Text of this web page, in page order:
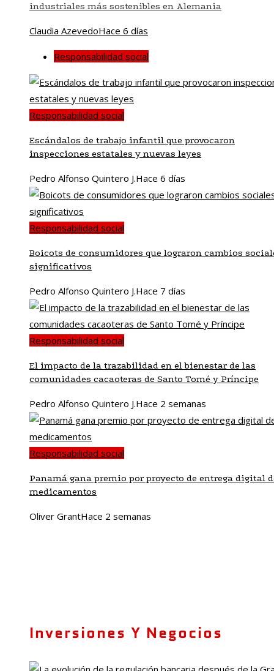
industriales más sostenibles en Alemania
Claudia AzevedoHace 6 días
Responsabilidad social
Responsabilidad social
Escándalos de trabajo infantil que provocaron
inspecciones estatales y nuevas leyes
Pedro Alfonso Quintero J.Hace 6 días
Responsabilidad social
Boicots de consumidores que lograron cambios
significativos
Pedro Alfonso Quintero J.Hace 7 días
Responsabilidad social
El impacto de la trazabilidad en el bienestar de las
comunidades cacaoteras de Santo Tomé y Príncipe
Pedro Alfonso Quintero J.Hace 2 semanas
Responsabilidad social
Panamá gana premio por proyecto de entrega digital
medicamentos
Oliver GrantHace 2 semanas
Inversiones Y Negocios